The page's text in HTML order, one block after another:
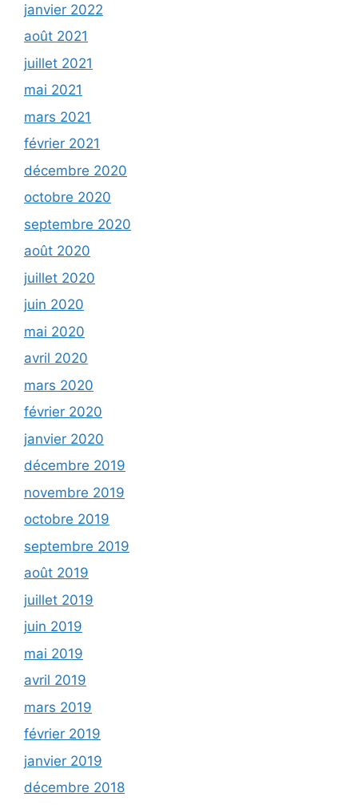
janvier 2022
août 2021
juillet 2021
mai 2021
mars 2021
février 2021
décembre 2020
octobre 2020
septembre 2020
août 2020
juillet 2020
juin 2020
mai 2020
avril 2020
mars 2020
février 2020
janvier 2020
décembre 2019
novembre 2019
octobre 2019
septembre 2019
août 2019
juillet 2019
juin 2019
mai 2019
avril 2019
mars 2019
février 2019
janvier 2019
décembre 2018